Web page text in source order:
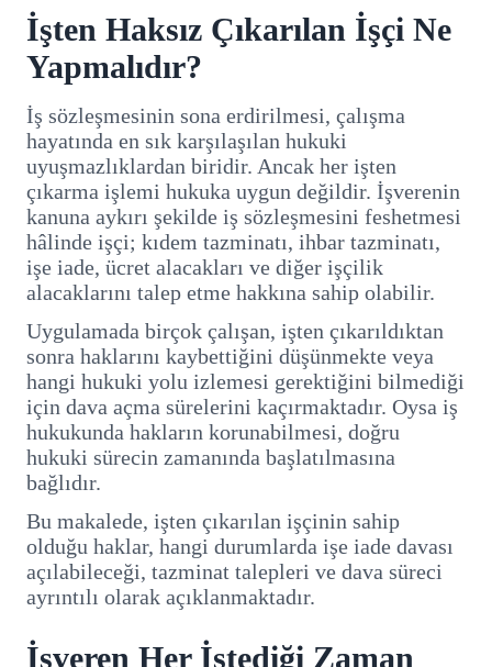
İşten Haksız Çıkarılan İşçi Ne
Yapmalıdır?
İş sözleşmesinin sona erdirilmesi, çalışma
hayatında en sık karşılaşılan hukuki
uyuşmazlıklardan biridir. Ancak her işten
çıkarma işlemi hukuka uygun değildir. İşverenin
kanuna aykırı şekilde iş sözleşmesini feshetmesi
hâlinde işçi; kıdem tazminatı, ihbar tazminatı,
işe iade, ücret alacakları ve diğer işçilik
alacaklarını talep etme hakkına sahip olabilir.
Uygulamada birçok çalışan, işten çıkarıldıktan
sonra haklarını kaybettiğini düşünmekte veya
hangi hukuki yolu izlemesi gerektiğini bilmediği
için dava açma sürelerini kaçırmaktadır. Oysa iş
hukukunda hakların korunabilmesi, doğru
hukuki sürecin zamanında başlatılmasına
bağlıdır.
Bu makalede, işten çıkarılan işçinin sahip
olduğu haklar, hangi durumlarda işe iade davası
açılabileceği, tazminat talepleri ve dava süreci
ayrıntılı olarak açıklanmaktadır.
İşveren Her İstediği Zaman